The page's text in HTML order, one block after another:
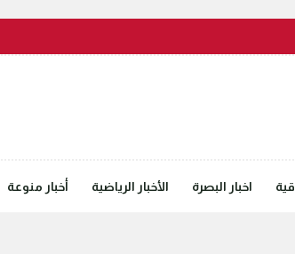
اخبار البصرة الأخبار الرياضية أخبار منوعة